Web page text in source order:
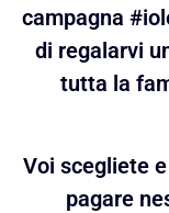
campagna
di regalarvi
tutta la
Voi scegliete
pagare